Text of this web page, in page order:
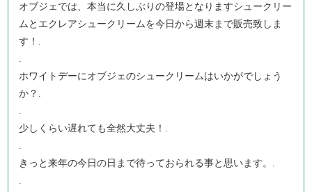
オブジェでは、本当に久しぶりの登場となりますシュークリー
ムとエクレアシュークリームを今日から週末まで販売致しま
す！.
.
ホワイトデーにオブジェのシュークリームはいかがでしょう
か？.
.
少しくらい遅れても全然大丈夫！.
.
きっと来年の今日の日まで待っておられる事と思います。.
.